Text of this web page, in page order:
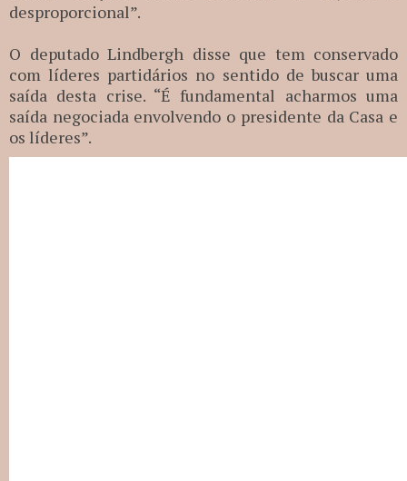
desproporcional”.
O deputado Lindbergh disse que tem conservado
com líderes partidários no sentido de buscar uma
saída desta crise. “É fundamental acharmos uma
saída negociada envolvendo o presidente da Casa e
os líderes”.